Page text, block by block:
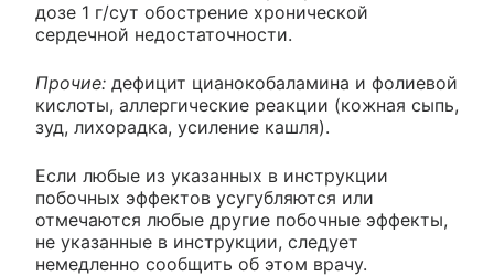
дозе 1 г/сут обострение хронической
сердечной недостаточности.
Прочие: дефицит цианокобаламина и фолиевой
кислоты, аллергические реакции (кожная сыпь,
зуд, лихорадка, усиление кашля).
Если любые из указанных в инструкции
побочных эффектов усугубляются или
отмечаются любые другие побочные эффекты,
не указанные в инструкции, следует
немедленно сообщить об этом врачу.